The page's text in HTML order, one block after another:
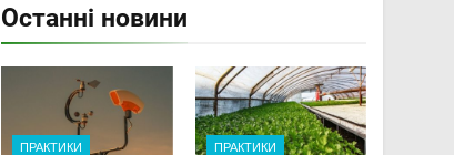
Останні новини
ПРАКТИКИ ПРАКТИКИ